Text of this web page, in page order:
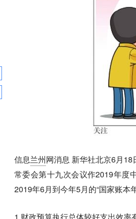
信息兰州网消息 新华社北京6月
常委会第十九次会议作2019年度
2019年6月到今年5月的“国家账本